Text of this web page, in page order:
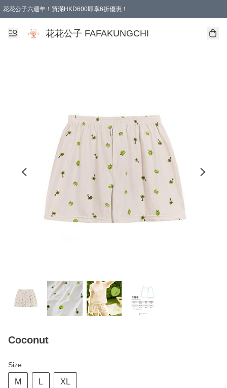
花花公子六週年！買滿HKD600即享6折優惠！
購物滿 HKD 600.00即享免運費優惠！（適用於 本地取貨 )
花花公子 FAFAKUNGCHI
Coconut
Size
M L XL